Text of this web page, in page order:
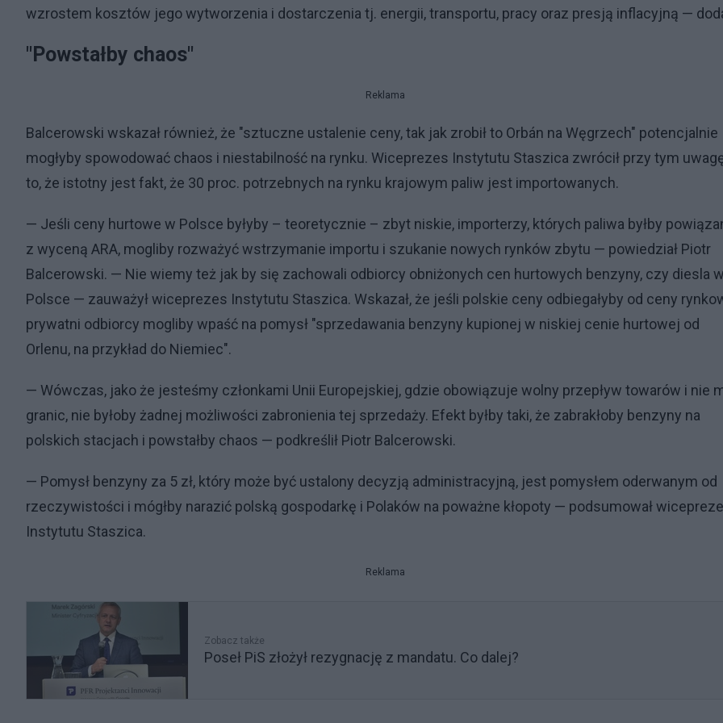
wzrostem kosztów jego wytworzenia i dostarczenia tj. energii, transportu, pracy oraz presją inflacyjną —
"Powstałby chaos"
Reklama
Balcerowski wskazał również, że "sztuczne ustalenie ceny, tak jak zrobił to Orbán na Węgrzech" potencjalnie
mogłyby spowodować chaos i niestabilność na rynku. Wiceprezes Instytutu Staszica zwrócił przy tym
to, że istotny jest fakt, że 30 proc. potrzebnych na rynku krajowym paliw jest importowanych.
— Jeśli ceny hurtowe w Polsce byłyby – teoretycznie – zbyt niskie, importerzy, których paliwa byłby
z wyceną ARA, mogliby rozważyć wstrzymanie importu i szukanie nowych rynków zbytu — powiedział Piotr
Balcerowski. — Nie wiemy też jak by się zachowali odbiorcy obniżonych cen hurtowych benzyny, czy diesla w
Polsce — zauważył wiceprezes Instytutu Staszica. Wskazał, że jeśli polskie ceny odbiegałyby od ceny
prywatni odbiorcy mogliby wpaść na pomysł "sprzedawania benzyny kupionej w niskiej cenie hurtowej od
Orlenu, na przykład do Niemiec".
— Wówczas, jako że jesteśmy członkami Unii Europejskiej, gdzie obowiązuje wolny przepływ towarów i nie
granic, nie byłoby żadnej możliwości zabronienia tej sprzedaży. Efekt byłby taki, że zabrakłoby benzyny na
polskich stacjach i powstałby chaos — podkreślił Piotr Balcerowski.
— Pomysł benzyny za 5 zł, który może być ustalony decyzją administracyjną, jest pomysłem oderwanym od
rzeczywistości i mógłby narazić polską gospodarkę i Polaków na poważne kłopoty — podsumował
Instytutu Staszica.
Reklama
Zobacz także
Poseł PiS złożył rezygnację z mandatu. Co dalej?